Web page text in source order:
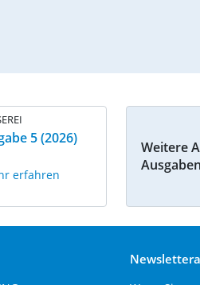
5 (2026)
erfahren
Weitere